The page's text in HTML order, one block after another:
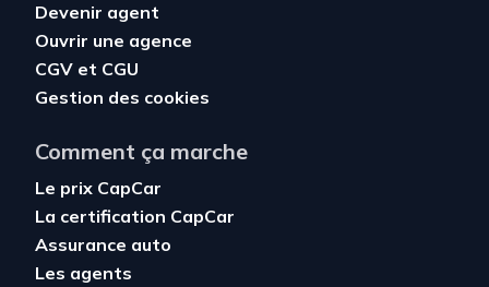
Devenir agent
Ouvrir une agence
CGV et CGU
Gestion des cookies
Comment ça marche
Le prix CapCar
La certification CapCar
Assurance auto
Les agents